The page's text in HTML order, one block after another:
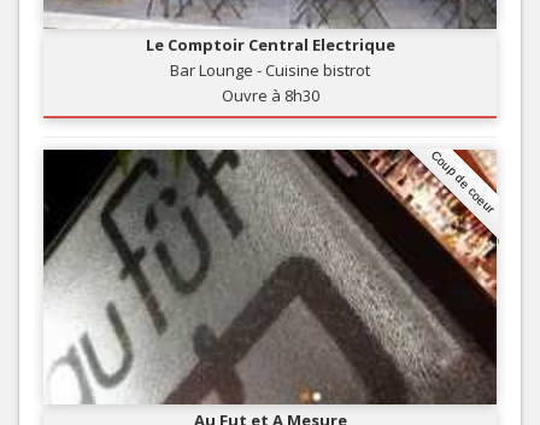
Le Comptoir Central Electrique
Bar Lounge - Cuisine bistrot
Ouvre à 8h30
Coup de coeur
Au Fut et A Mesure